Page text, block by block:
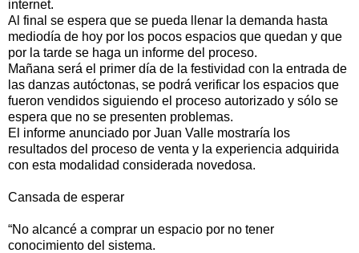
internet.
Al final se espera que se pueda llenar la demanda hasta
mediodía de hoy por los pocos espacios que quedan y que
por la tarde se haga un informe del proceso.
Mañana será el primer día de la festividad con la entrada de
las danzas autóctonas, se podrá verificar los espacios que
fueron vendidos siguiendo el proceso autorizado y sólo se
espera que no se presenten problemas.
El informe anunciado por Juan Valle mostraría los
resultados del proceso de venta y la experiencia adquirida
con esta modalidad considerada novedosa.
Cansada de esperar
“No alcancé a comprar un espacio por no tener
conocimiento del sistema.